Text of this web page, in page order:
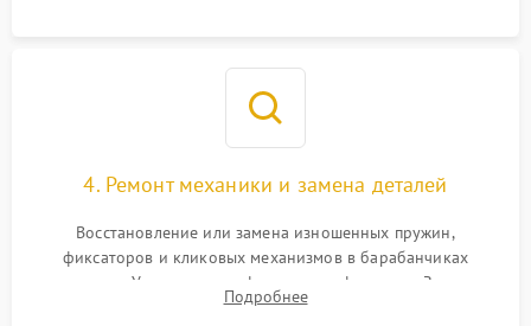
4. Ремонт механики и замена деталей
Восстановление или замена изношенных пружин,
фиксаторов и кликовых механизмов в барабанчиках
поправок. Устранение люфтов в трансфокаторе. Замена
поврежденных линз, разбитой сетки или восстановление
Подробнее